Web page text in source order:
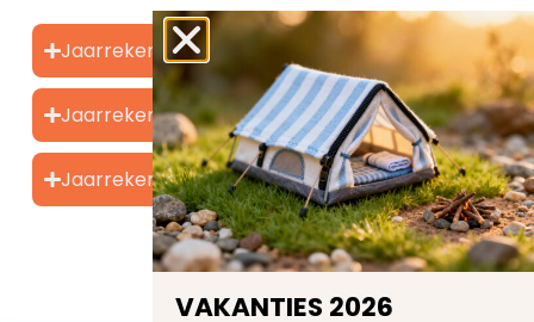
Jaarrekening 2024
Jaarrekening 2023
Jaarrekening 2022
VAKANTIES 2026